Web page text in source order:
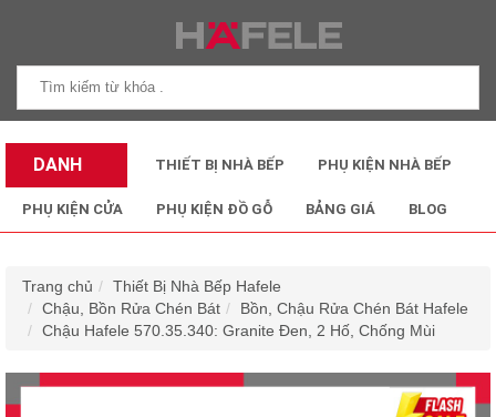
DANH
MỤC SẢN
THIẾT BỊ NHÀ BẾP PHỤ KIỆN NHÀ BẾP
PHỤ KIỆN CỬA PHỤ KIỆN ĐỒ GỖ BẢNG GIÁ BLOG
Trang chủ
Thiết Bị Nhà Bếp Hafele
Chậu, Bồn Rửa Chén Bát
Bồn, Chậu Rửa Chén Bát Hafele
Chậu Hafele 570.35.340: Granite Đen, 2 Hố, Chống Mùi